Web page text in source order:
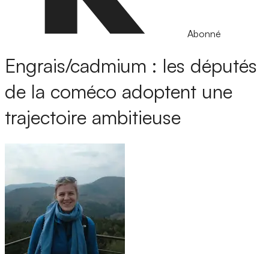
Abonné
Engrais/cadmium : les députés
de la coméco adoptent une
trajectoire ambitieuse